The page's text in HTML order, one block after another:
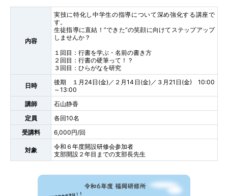
内容
実技に特化し中学生の指導について深め強化する講座で
す。
生徒指導に直結！”できた”の笑顔に向けてステップアップ
しませんか？
１回目：行書を学ぶ・名前の書き方
２回目：行書の硬筆って！？
３回目：ひらがなを研究
日時
後期 １月24日(金)／２月14日(金)／３月21日(金) 10:00
～13:00
講師
石山静香
定員
各回10名
受講料
6,000円/回
対象
令和６年度開設研修会参加者
支部開設２年目までの支部長先生